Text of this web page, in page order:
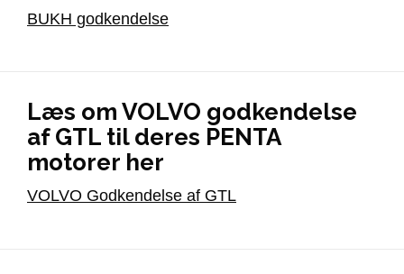
BUKH godkendelse
Læs om VOLVO godkendelse
af GTL til deres PENTA
motorer her
VOLVO Godkendelse af GTL